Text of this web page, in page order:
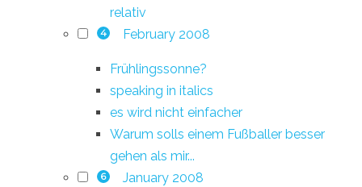
relativ
4 February 2008
Frühlingssonne?
speaking in italics
es wird nicht einfacher
Warum solls einem Fußballer besser
gehen als mir...
6 January 2008